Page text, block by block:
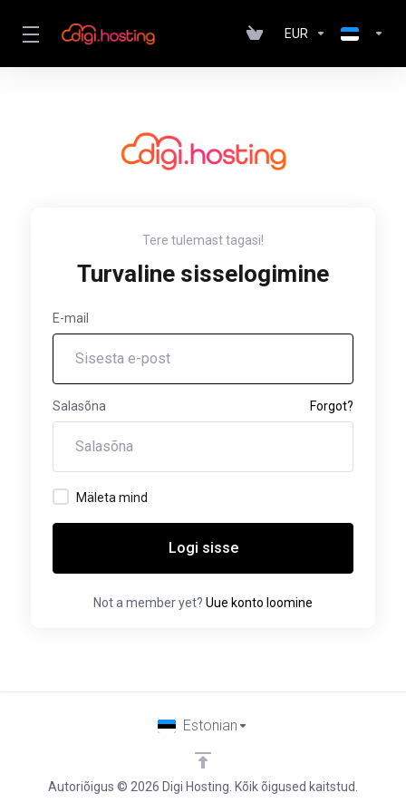
EUR
Tere tulemast tagasi!
Turvaline sisselogimine
E-mail
Salasõna Forgot?
Mäleta mind
Logi sisse
Not a member yet? Uue konto loomine
Autoriõigus © 2026 Digi Hosting. Kõik õigused kaitstud.
Estonian